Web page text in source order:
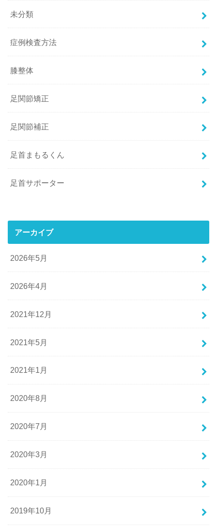
未分類
症例検査方法
膝整体
足関節矯正
足関節補正
足首まもるくん
足首サポーター
アーカイブ
2026年5月
2026年4月
2021年12月
2021年5月
2021年1月
2020年8月
2020年7月
2020年3月
2020年1月
2019年10月